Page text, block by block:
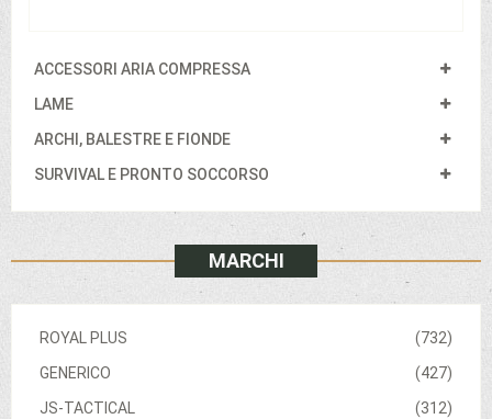
ACCESSORI ARIA COMPRESSA
LAME
ARCHI, BALESTRE E FIONDE
SURVIVAL E PRONTO SOCCORSO
MARCHI
(732)
ROYAL PLUS
(427)
GENERICO
(312)
JS-TACTICAL